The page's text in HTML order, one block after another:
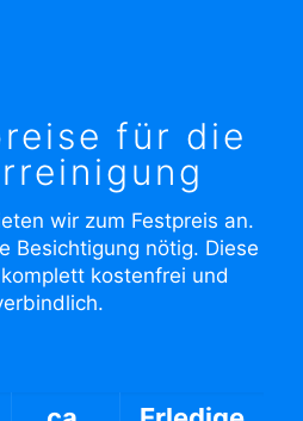
für die
wir zum Festpreis an.
Besichtigung nötig. Diese
kostenfrei und